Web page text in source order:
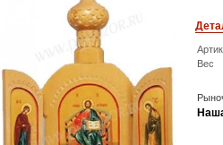
Вес